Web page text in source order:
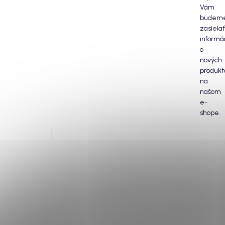
Vám
zasielať
o
nových
na
našom
e-
shope.